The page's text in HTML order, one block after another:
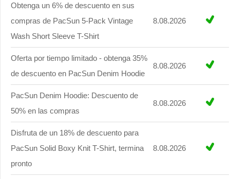
Obtenga un 6% de descuento en sus
compras de PacSun 5-Pack Vintage
Wash Short Sleeve T-Shirt
8.08.2026
Oferta por tiempo limitado - obtenga 35%
de descuento en PacSun Denim Hoodie
8.08.2026
PacSun Denim Hoodie: Descuento de
50% en las compras
8.08.2026
Disfruta de un 18% de descuento para
PacSun Solid Boxy Knit T-Shirt, termina
pronto
8.08.2026